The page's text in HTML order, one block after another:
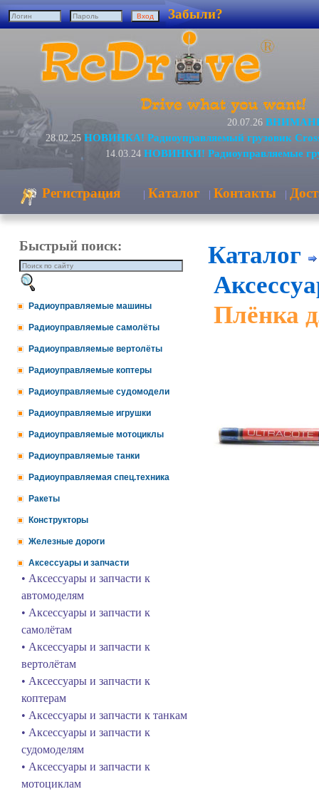
Забыли?
20.07.26
28.02.25 НОВИНКА! Радиоуправляемый грузовик
14.03.24 НОВИНКИ! Радиоуправляемые
Регистрация | Каталог | Контакты |
Быстрый поиск:
Радиоуправляемые машины
Радиоуправляемые самолёты
Радиоуправляемые вертолёты
Радиоуправляемые коптеры
Радиоуправляемые судомодели
Радиоуправляемые игрушки
Радиоуправляемые мотоциклы
Радиоуправляемые танки
Радиоуправляемая спец.техника
Ракеты
Конструкторы
Железные дороги
Аксессуары и запчасти
• Аксессуары и запчасти к
автомоделям
• Аксессуары и запчасти к
самолётам
• Аксессуары и запчасти к
вертолётам
• Аксессуары и запчасти к
коптерам
• Аксессуары и запчасти к танкам
• Аксессуары и запчасти к
судомоделям
• Аксессуары и запчасти к
мотоциклам
Каталог
Плёнка